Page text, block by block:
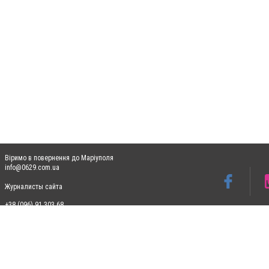
Віримо в повернення до Маріуполя
info@0629.com.ua
Журналисты сайта
+38 (096) 91 303 68